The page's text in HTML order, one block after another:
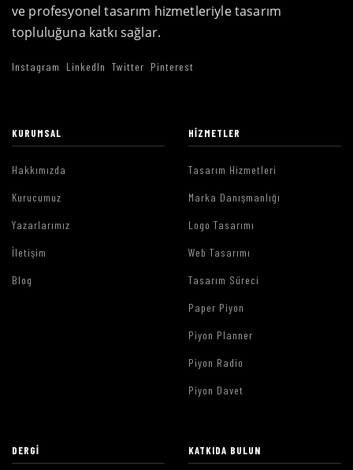
ve profesyonel tasarım hizmetleriyle tasarım
topluluğuna katkı sağlar.
Instagram LinkedIn Twitter Pinterest
KURUMSAL
Hakkımızda
Kurucumuz
Yazarlarımız
İletişim
Blog
HIZMETLER
Tasarım Hizmetleri
Marka Danışmanlığı
Logo Tasarımı
Web Tasarımı
Tasarım Süreci
Paper Piyon
Piyon Planner
Piyon Radio
Piyon Davet
DERGI KATKIDA BULUN